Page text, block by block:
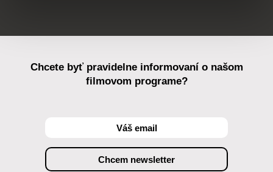
Chcete byť pravidelne informovaní o našom
filmovom programe?